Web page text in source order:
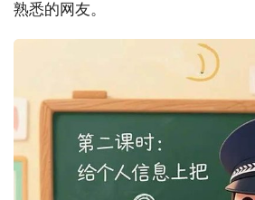
熟悉的网友。